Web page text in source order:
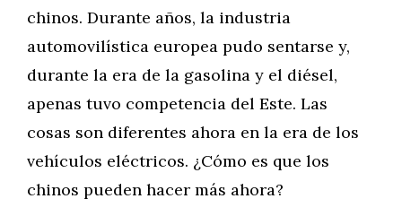
chinos. Durante años, la industria
automovilística europea pudo sentarse y,
durante la era de la gasolina y el diésel,
apenas tuvo competencia del Este. Las
cosas son diferentes ahora en la era de los
vehículos eléctricos. ¿Cómo es que los
chinos pueden hacer más ahora?